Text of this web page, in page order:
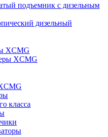
подъемник с дизельным
дизельный
XCMG
XCMG
класса